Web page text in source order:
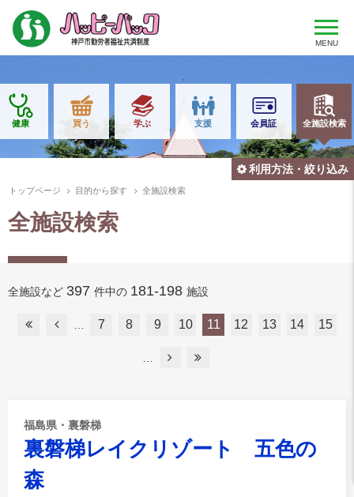
MENU
健康 買う 学ぶ 支援 会員証 全施設検索
トップページ 目的から探す 全施設検索
全施設検索
利用方法・絞り込み
全施設など 397 件中の 181-198 施設
7 8 9 10 11 12 13 14 15
福島県・裏磐梯
裏磐梯レイクリゾート 五色の
森